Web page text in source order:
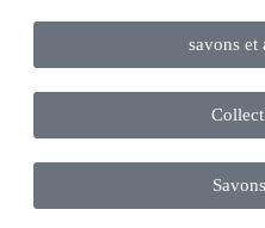
savons et